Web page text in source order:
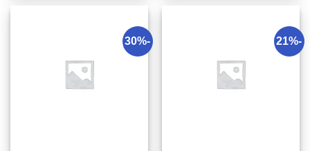
-21%
-30%